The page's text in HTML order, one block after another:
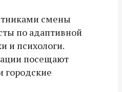
смены
по адаптивной
и психологи.
посещают
городские